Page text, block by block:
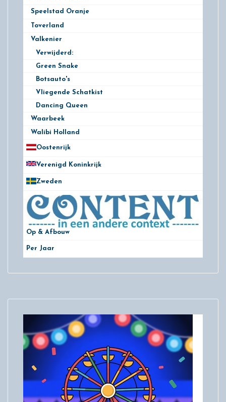
Speelstad Oranje
Toverland
Valkenier
Verwijderd:
Green Snake
Botsauto's
Vliegende Schatkist
Dancing Queen
Waarbeek
Walibi Holland
Oostenrijk
Verenigd Koninkrijk
Zweden
Op & Afbouw
Per Jaar